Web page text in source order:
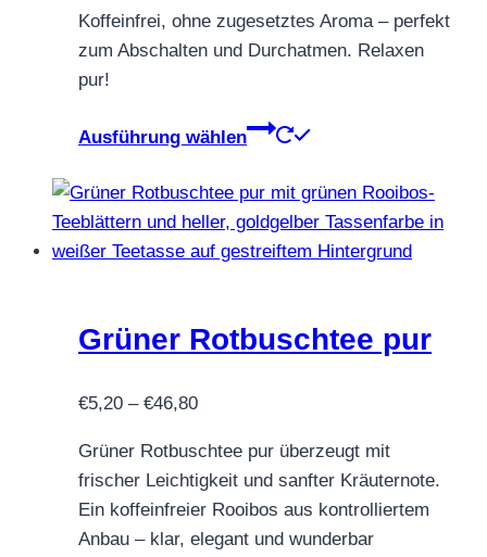
Koffeinfrei, ohne zugesetztes Aroma – perfekt
zum Abschalten und Durchatmen. Relaxen
pur!
Ausführung wählen
Dieses
weist
mehrere
Varianten
Optionen
können
Produktseite
gewählt
werden
Grüner Rotbuschtee pur
€5,20 – €46,80Preisspanne:
bis
€46,80
Grüner Rotbuschtee pur überzeugt mit
frischer Leichtigkeit und sanfter Kräuternote.
Ein koffeinfreier Rooibos aus kontrolliertem
Anbau – klar, elegant und wunderbar